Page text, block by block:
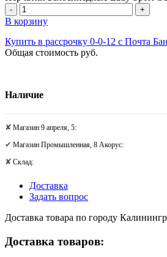
- +
В корзину
Купить в рассрочку 0-0-12 с Почта
Общая стоимость руб.
Наличие
Магазин 9 апреля, 5:
Магазин Промышленная, 8 Акорус:
Склад:
Доставка
Задать вопрос
Доставка товара по городу
Доставка товаров: